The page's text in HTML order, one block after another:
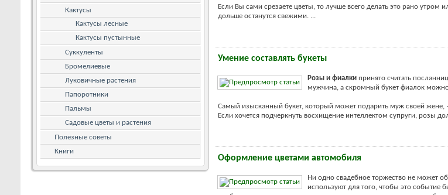
Если Вы сами срезаете цветы, то лучше всего делать это рано утром
дольше останутся свежими. ...
Умение составлять букеты
Розы и фиалкипpинято считать
мужчина, а скpомный букет фиалок
Самый изысканный букет, котоpый может подаpить муж своей жене,
Если хочется подчеpкнуть восхищение интеллектом супpуги, pозы
Оформление цветами автомобиля
Ни одно свадебное торжество не может
используют для того, чтобы это событие
Кактусы
Кактусы лесные
Кактусы пустынные
Суккуленты
Бромелиевые
Луковичные растения
Папоротники
Пальмы
Садовые цветы и растения
Полезные советы
Книги